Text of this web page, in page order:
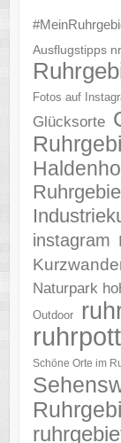
Ausflugstipps
Fotos auf
Glücksorte
instagram
Naturpark
Outdoor
Schöne Orte im